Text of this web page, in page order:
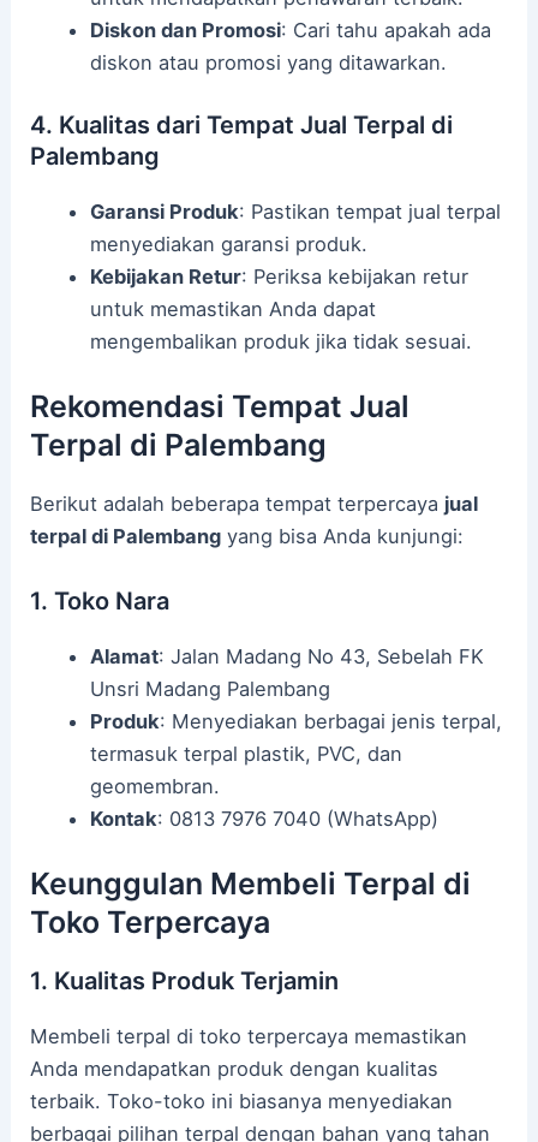
Diskon dan Promosi: Cari tahu apakah ada
diskon atau promosi yang ditawarkan.
4. Kualitas dari Tempat Jual Terpal di
Palembang
Garansi Produk: Pastikan tempat jual terpal
menyediakan garansi produk.
Kebijakan Retur: Periksa kebijakan retur
untuk memastikan Anda dapat
mengembalikan produk jika tidak sesuai.
Rekomendasi Tempat Jual
Terpal di Palembang
Berikut adalah beberapa tempat terpercaya jual
terpal di Palembang yang bisa Anda kunjungi:
1. Toko Nara
Alamat: Jalan Madang No 43, Sebelah FK
Unsri Madang Palembang
Produk: Menyediakan berbagai jenis terpal,
termasuk terpal plastik, PVC, dan
geomembran.
Kontak: 0813 7976 7040 (WhatsApp)
Keunggulan Membeli Terpal di
Toko Terpercaya
1. Kualitas Produk Terjamin
Membeli terpal di toko terpercaya memastikan
Anda mendapatkan produk dengan kualitas
terbaik. Toko-toko ini biasanya menyediakan
berbagai pilihan terpal dengan bahan yang tahan